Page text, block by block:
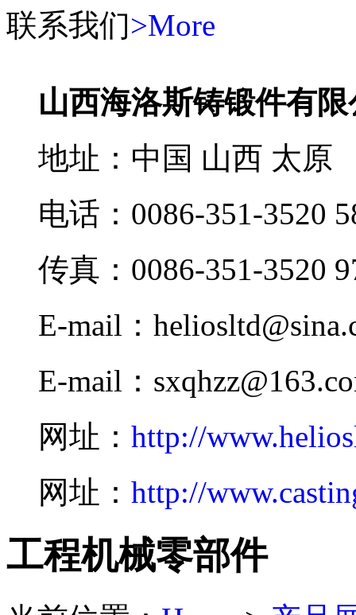
联系我们>More
山西海洛斯铸锻件有
地址：中国 山西 太原
电话：0086-351-3520
传真：0086-351-3520
E-mail：
E-mail：
网址： http://
网址： http://
工程机械零部件